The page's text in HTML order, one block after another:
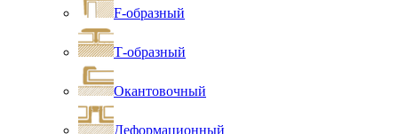
F-образный
Т-образный
Окантовочный
Деформационный